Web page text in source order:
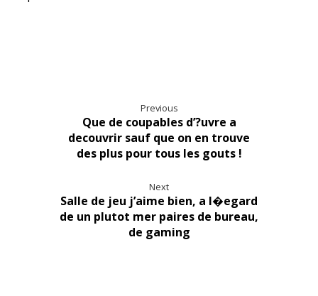
Previous
Que de coupables d’?uvre a
decouvrir sauf que on en trouve
des plus pour tous les gouts !
Next
Salle de jeu j’aime bien, a l�egard
de un plutot mer paires de bureau,
de gaming